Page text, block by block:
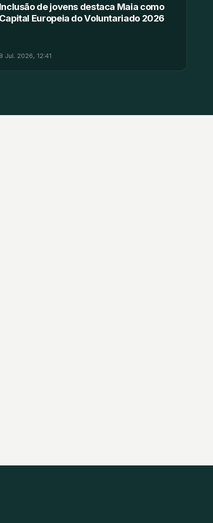
Inclusão de jovens destaca Maia como
Capital Europeia do Voluntariado 2026
8 Jul. 2026, 12:41